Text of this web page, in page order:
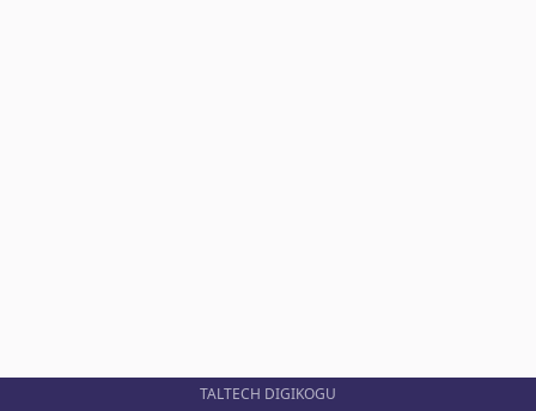
TALTECH DIGIKOGU